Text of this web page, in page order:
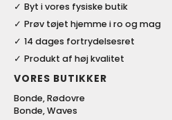
Byt i vores fysiske butik
Prøv tøjet hjemme i ro og mag
14 dages fortrydelsesret
Produkt af høj kvalitet
VORES BUTIKKER
Bonde, Rødovre
Bonde, Waves